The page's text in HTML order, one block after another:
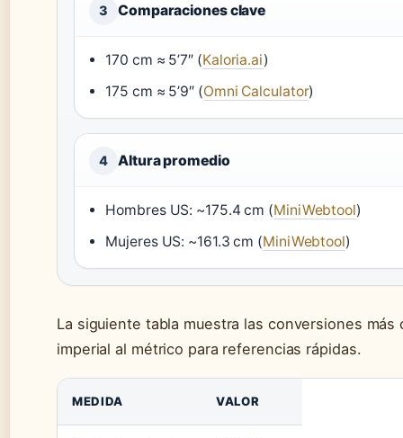
3 Comparaciones clave
170 cm ≈ 5’7″ (Kaloria.ai)
175 cm ≈ 5’9″ (Omni Calculator)
4 Altura promedio
Hombres US: ~175.4 cm (MiniWebtool)
Mujeres US: ~161.3 cm (MiniWebtool)
La siguiente tabla muestra las conversiones más
imperial al métrico para referencias rápidas.
MEDIDA VALOR